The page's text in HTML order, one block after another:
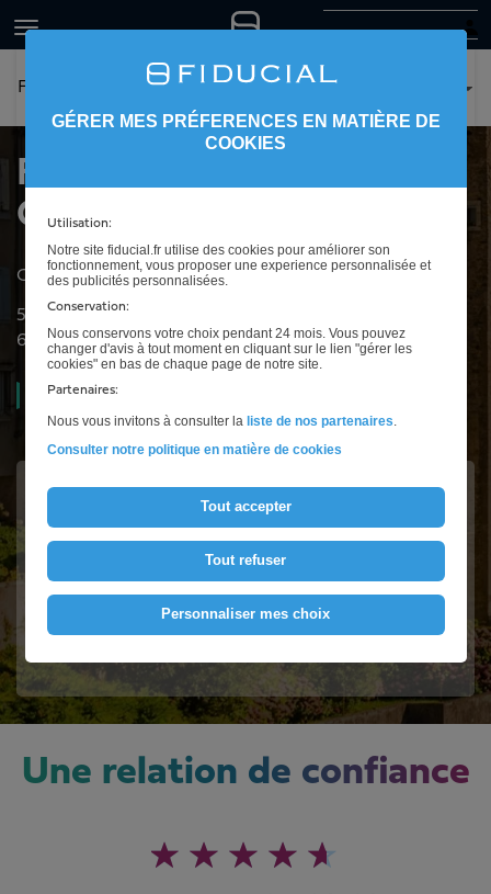
FIDUCIAL Expertise Oloron Sainte-Marie
FIDUCIAL Expertise
Oloron Sainte-Marie
Cabinet d'expertise comptable à Oloron Sainte-Marie
53 avenue De Lattre de Tassigny
64400 Oloron Sainte-Marie
Ouvert
Intéressé(e) ?
Contactez-nous
Une relation de confiance
GÉRER MES PRÉFERENCES EN MATIÈRE DE
COOKIES
Utilisation:
Notre site fiducial.fr utilise des cookies pour améliorer son
fonctionnement, vous proposer une experience personnalisée et
des publicités personnalisées.
Conservation:
Nous conservons votre choix pendant 24 mois. Vous pouvez
changer d'avis à tout moment en cliquant sur le lien "gérer les
cookies" en bas de chaque page de notre site.
Partenaires:
Nous vous invitons à consulter la liste de nos partenaires.
Consulter notre politique en matière de cookies
Tout accepter
Tout refuser
Personnaliser mes choix